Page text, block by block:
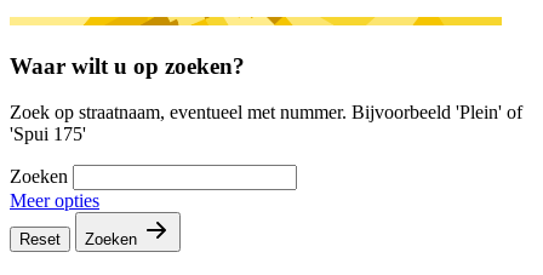
Waar wilt u op zoeken?
Zoek op straatnaam, eventueel met nummer. Bijvoorbeeld 'Plein' of
'Spui 175'
Zoeken
Meer opties
Reset Zoeken